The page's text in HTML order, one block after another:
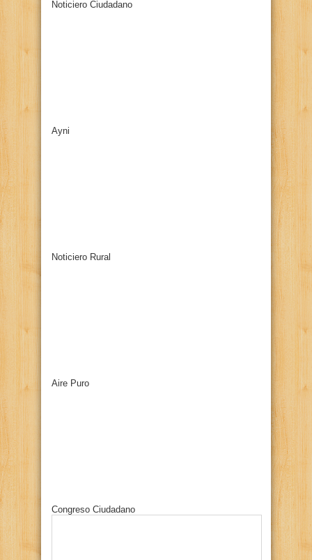
Noticiero Ciudadano
Ayni
Noticiero Rural
Aire Puro
Congreso Ciudadano